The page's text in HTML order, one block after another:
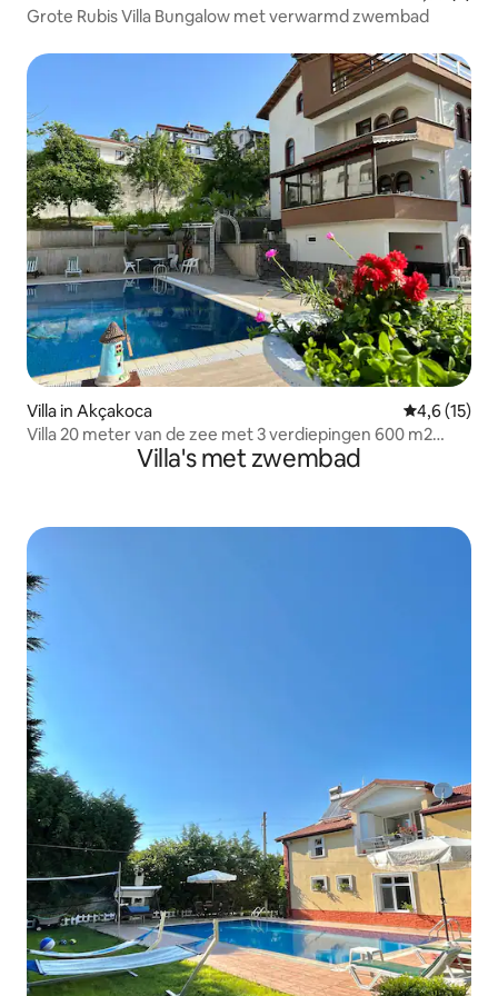
Grote Rubis Villa Bungalow met verwarmd zwembad
Villa in Akçakoca
4,6 (15)
Villa 20 meter van de zee met 3 verdiepingen 600 m2
vrijstaand zwembadVilla's met zwembad